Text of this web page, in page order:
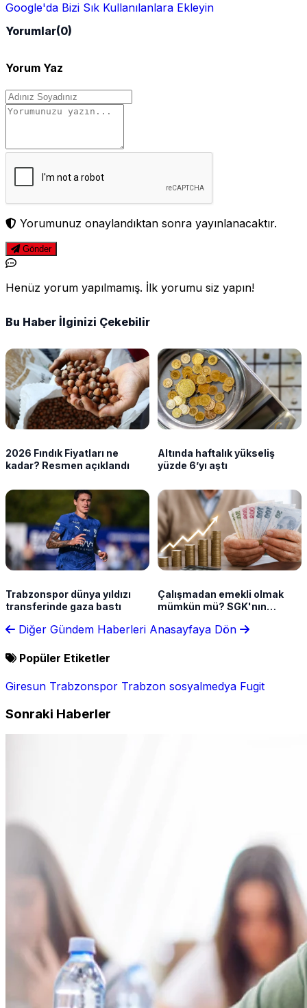
Google'da Bizi Sık Kullanılanlara Ekleyin
Yorumlar(0)
Yorum Yaz
Yorumunuz onaylandıktan sonra yayınlanacaktır.
Gönder
Henüz yorum yapılmamış. İlk yorumu siz yapın!
Bu Haber İlginizi Çekebilir
2026 Fındık Fiyatları ne
kadar? Resmen açıklandı
Altında haftalık yükseliş
yüzde 6’yı aştı
Trabzonspor dünya yıldızı
transferinde gaza bastı
Çalışmadan emekli olmak
mümkün mü? SGK'nın
Diğer Gündem Haberleri Anasayfaya Dön
Popüler Etiketler
Giresun Trabzonspor Trabzon sosyalmedya Fugit
Sonraki Haberler